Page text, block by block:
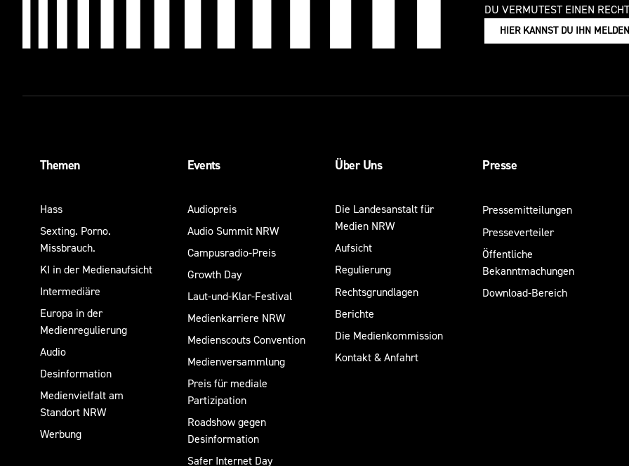
DU VERMUTEST EINEN
HIER KANNST DU IHN MELDEN
Themen
Hass
Sexting. Porno.
Missbrauch.
KI in der Medienaufsicht
Intermediäre
Europa in der
Medienregulierung
Audio
Desinformation
Medienvielfalt am
Standort NRW
Werbung
Events
Audiopreis
Audio Summit NRW
Campusradio-Preis
Growth Day
Laut-und-Klar-Festival
Medienkarriere NRW
Medienscouts Convention
Medienversammlung
Preis für mediale
Partizipation
Roadshow gegen
Desinformation
Safer Internet Day
Über Uns
Die Landesanstalt für
Medien NRW
Aufsicht
Regulierung
Rechtsgrundlagen
Berichte
Die Medienkommission
Kontakt & Anfahrt
Presse
Pressemitteilungen
Presseverteiler
Öffentliche
Bekanntmachungen
Download-Bereich